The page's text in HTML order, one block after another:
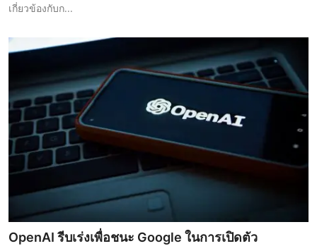
เกี่ยวข้องกับก...
OpenAI รีบเร่งเพื่อชนะ Google ในการเปิดตัว